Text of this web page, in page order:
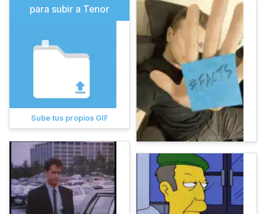
para subir a Tenor
Sube tus propios GIF